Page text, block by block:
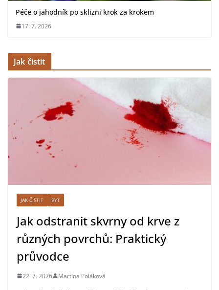
Péče o jahodník po sklizni krok za krokem
17. 7. 2026
Jak čistit
JAK ČISTIT BYT
Jak odstranit skvrny od krve z
různých povrchů: Praktický
průvodce
22. 7. 2026 Martina Poláková